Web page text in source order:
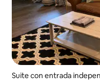
Suite con entrada